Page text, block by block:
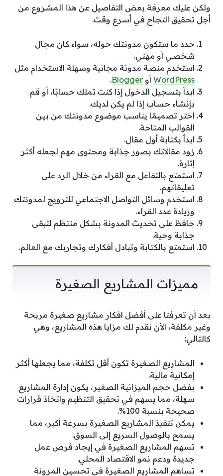
ولكن عليك معرفة بعض التفاصيل عن هذا المشروع من
أجل تحقيق التجاح في أسرع وقت.
حدد ما ستكون مدونتك حوله، سواء كان مجال
شخصي أو مهني.
استخدم منصة مدونة مجانية وسهلة الاستخدام مثل
WordPress أو Blogger
.
ابدأ بتسجيل الدخول إذا كنت تملك حسابًا، أو قم
بإنشاء حساب إذا لم يكن لديك.
اختر تصميمًا يناسب موضوع مدونتك من بين
القوالب المتاحة.
ابدأ بكتابة أول مقال.
زود مقالاتك بصور جذابة ومحتوى مهم لجعله أكثر
إثارة.
استمتع بالتفاعل مع القراء من خلال الرد على
تعليقاتهم.
استخدم وسائل التواصل الاجتماعي للترويج لمدونتك
وزيادة عدد القراء.
حافظ على تحديث المدونة بشكل منتظم لتبقى
جذابة وحية.
استمتع بالكتابة وتبادل أفكارك وتجاربك مع العالم.
مميزات المشاريع الصغيرة
بعد أن تعرفنا على أفضل افكار مشاريع صغيرة مربحة
وغير مكلفة، الأن نقدم لك مزايا هذه المشاريع، وهي
كالتالي:
المشاريع الصغيرة تكون أقل تكلفة، مما يجعلها أكثر
إمكانية مالية.
بفضل حجم الميزانية الصغير، يكون إدارة المشاريع
سهلة، مما يسهم في تحقيق التنظيم واتخاذ قرارات
صحيحة بنسبة 100%.
يمكن تنفيذ المشاريع الصغيرة بسرعة أكبر، مما
يسمح بالوصول السريع إلى السوق.
تسهم المشاريع الصغيرة في إيجاد فرص عمل
جديدة ودعم نمو الاقتصاد المحلي.
تساهم المشاريع الصغيرة في تحسين المرونة